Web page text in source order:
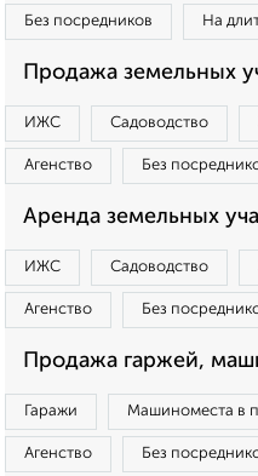
Без посредников На
Продажа земельных
ИЖС Садоводство
Агенство Без
Аренда земельных
ИЖС Садоводство
Агенство Без
Продажа гаржей,
Гаражи Машиноместа в
Агенство Без